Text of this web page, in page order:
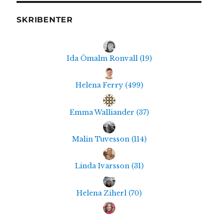
SKRIBENTER
Ida Ömalm Ronvall (19)
Helena Ferry (499)
Emma Walliander (37)
Malin Tuvesson (114)
Linda Ivarsson (31)
Helena Ziherl (70)